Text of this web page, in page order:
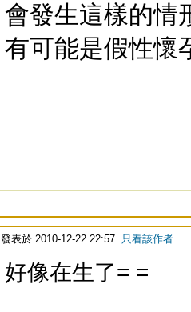
會發生這樣的情
有可能是假性懷
發表於 2010-12-22 22:57 只看該作者
好像在生了= =